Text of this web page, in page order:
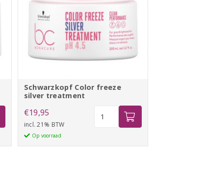
Schwarzkopf Color freeze
silver treatment
€19,95
incl. 21% BTW
Op voorraad
Schwarzkopf
silver